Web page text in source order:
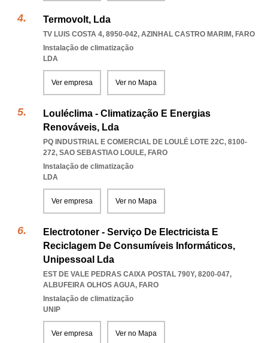
Termovolt, Lda
TV LUIS COSTA 4, 8950-042, AZINHAL CASTRO MARIM, FARO
Instalação de climatização
LDA
Ver empresa Ver no Mapa
Louléclima - Climatização E Energias
Renováveis, Lda
PQ INDUSTRIAL E COMERCIAL DE LOULÉ LOTE 22C, 8100-
272, SAO SEBASTIAO LOULE, FARO
Instalação de climatização
LDA
Ver empresa Ver no Mapa
Electrotoner - Serviço De Electricista E
Reciclagem De Consumíveis Informáticos,
Unipessoal Lda
EST DE VALE PEDRAS CAIXA POSTAL 790Y, 8200-047,
ALBUFEIRA OLHOS AGUA, FARO
Instalação de climatização
UNIP
Ver empresa Ver no Mapa